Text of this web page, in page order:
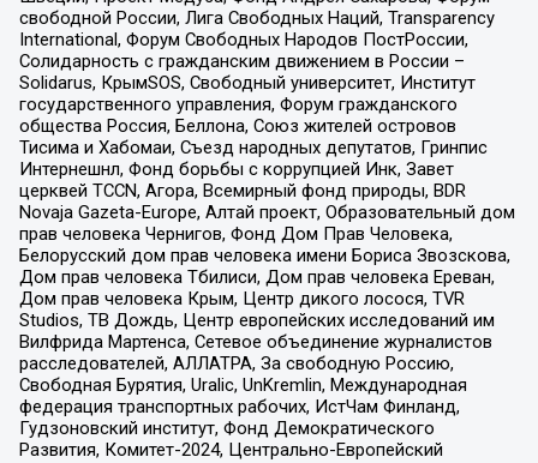
свободной России, Лига Свободных Наций, Transparеncy
International, Форум Свободных Народов ПостРоссии,
Солидарность с гражданским движением в России –
Solidarus, КрымSOS, Свободный университет, Институт
государственного управления, Форум гражданского
общества Россия, Беллона, Союз жителей островов
Тисима и Хабомаи, Съезд народных депутатов, Гринпис
Интернешнл, Фонд борьбы с коррупцией Инк, Завет
церквей TCCN, Агора, Всемирный фонд природы, BDR
Novaja Gazeta-Europe, Алтай проект, Образовательный дом
прав человека Чернигов, Фонд Дом Прав Человека,
Белорусский дом прав человека имени Бориса Звозскова,
Дом прав человека Тбилиси, Дом прав человека Ереван,
Дом прав человека Крым, Центр дикого лосося, TVR
Studios, ТВ Дождь, Центр европейских исследований им
Вилфрида Мартенса, Сетевое объединение журналистов
расследователей, АЛЛАТРА, За свободную Россию,
Свободная Бурятия, Uralic, UnKremlin, Международная
федерация транспортных рабочих, ИстЧам Финланд,
Гудзоновский институт, Фонд Демократического
Развития, Комитет-2024, Центрально-Европейский